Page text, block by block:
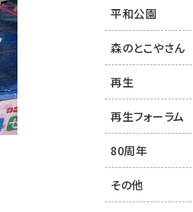
平和公園
森のとこやさん
再生
再生フォーラム
80周年
その他